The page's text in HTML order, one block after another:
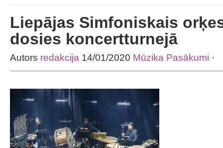
Liepājas Simfoniskais
dosies koncertturnejā
Autors redakcija 14/01/2020 Mūzika Pasākumi ·